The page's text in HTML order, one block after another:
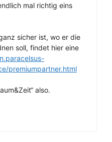
mal richtig eins
sicher ist, wo er die
soll, findet hier eine
premiumpartner.html
also.